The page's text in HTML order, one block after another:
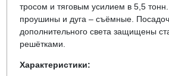
тросом и тяговым усилием в 5,5
проушины и дуга – съёмные.
дополнительного света защищены
решётками.
Характеристики: